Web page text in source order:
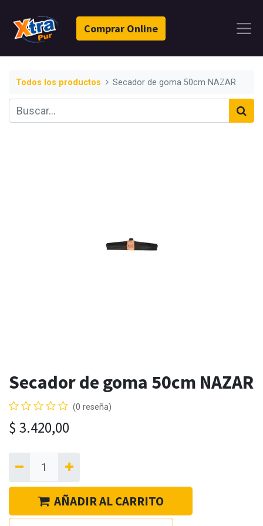
Comprar Online
Todos los productos Secador de goma 50cm NAZAR
Secador de goma 50cm NAZAR
(0 reseña)
$ 3.420,00
AÑADIR AL CARRITO